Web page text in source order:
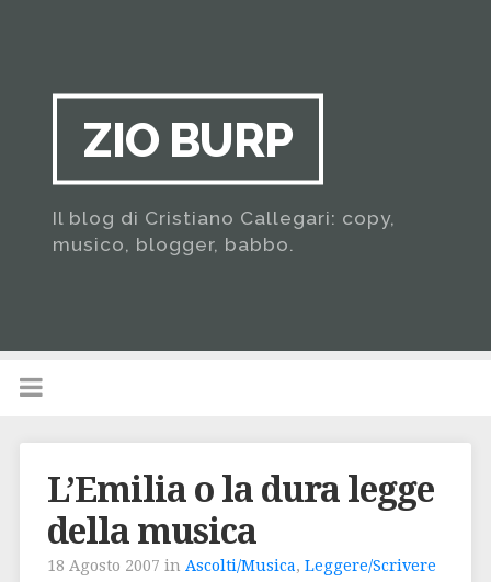
ZIO BURP
Il blog di Cristiano Callegari: copy,
musico, blogger, babbo.
L’Emilia o la dura legge
della musica
18 Agosto 2007 in Ascolti/Musica, Leggere/Scrivere